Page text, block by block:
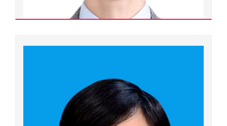
Dương Tràng An
Đại học
Ngành đào tạo: